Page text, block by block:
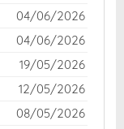
04/06/2026
04/06/2026
19/05/2026
12/05/2026
08/05/2026